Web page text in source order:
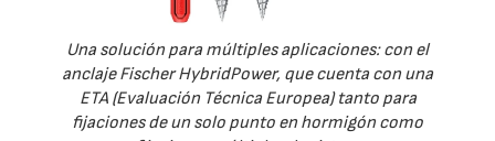
Una solución para múltiples aplicaciones: con el
anclaje Fischer HybridPower, que cuenta con una
ETA (Evaluación Técnica Europea) tanto para
fijaciones de un solo punto en hormigón como